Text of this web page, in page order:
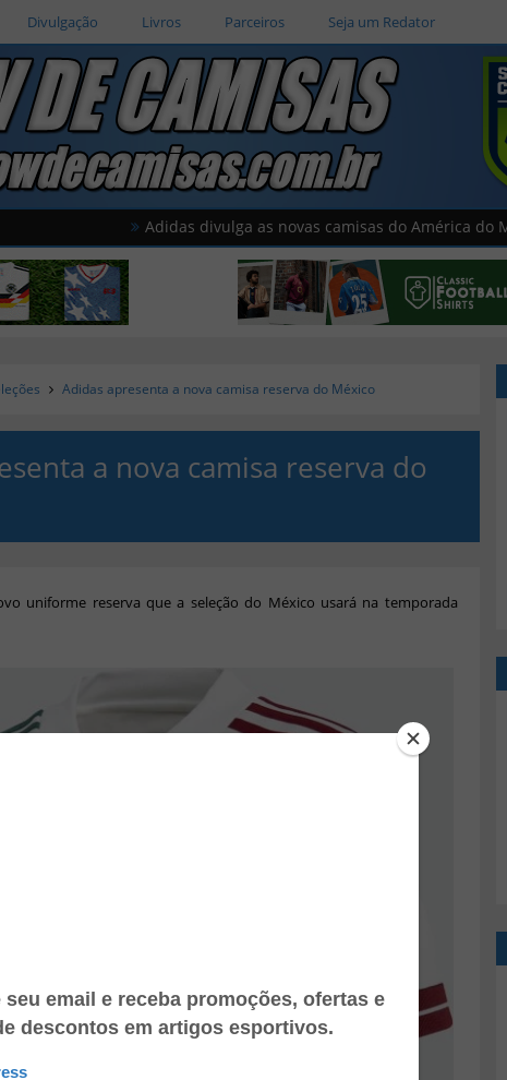
Divulgação Livros Parceiros Seja um Redator
Adidas divulga as novas camisas do América do México
Adidas apresenta a nova camisa reserva do México
a nova camisa reserva do
uniforme reserva que a seleção do México usará na temporada